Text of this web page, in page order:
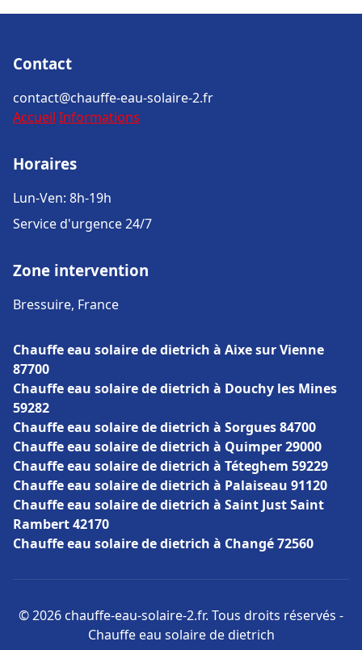
Contact
contact@chauffe-eau-solaire-2.fr
Accueil Informations
Horaires
Lun-Ven: 8h-19h
Service d'urgence 24/7
Zone intervention
Bressuire, France
Chauffe eau solaire de dietrich à Aixe sur Vienne
87700
Chauffe eau solaire de dietrich à Douchy les Mines
59282
Chauffe eau solaire de dietrich à Sorgues 84700
Chauffe eau solaire de dietrich à Quimper 29000
Chauffe eau solaire de dietrich à Téteghem 59229
Chauffe eau solaire de dietrich à Palaiseau 91120
Chauffe eau solaire de dietrich à Saint Just Saint
Rambert 42170
Chauffe eau solaire de dietrich à Changé 72560
© 2026 chauffe-eau-solaire-2.fr. Tous droits réservés -
Chauffe eau solaire de dietrich